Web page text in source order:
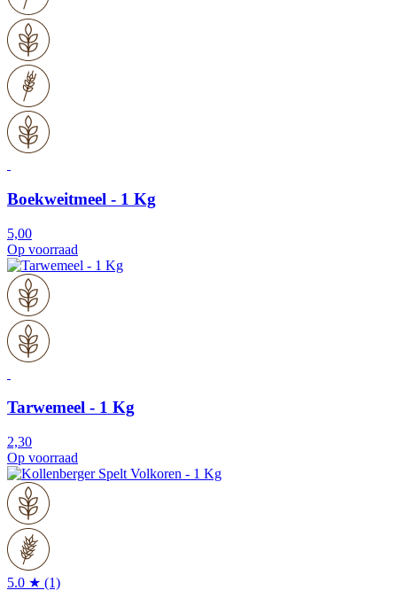
Boekweitmeel - 1 Kg
5,00
Op voorraad
Tarwemeel - 1 Kg
2,30
Op voorraad
5.0 ★ (1)